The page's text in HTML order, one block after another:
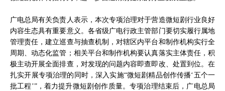
广电总局有关负责人表示，本次专项治理对于营造微短剧行业良好
内容生态具有重要意义。各省级广电行政主管部门要切实履行属地
管理责任，建立巡查与抽查机制，对辖区内平台和制作机构实行全
周期、动态化监管；相关平台和制作机构要认真落实主体责任，积
极主动开展全面排查，对发现的问题内容即查即改、处置到位。在
扎实开展专项治理的同时，深入实施“微短剧精品创作传播‘五个一
批工程’”，着力提升微短剧创作质量。专项治理结束后，广电总局